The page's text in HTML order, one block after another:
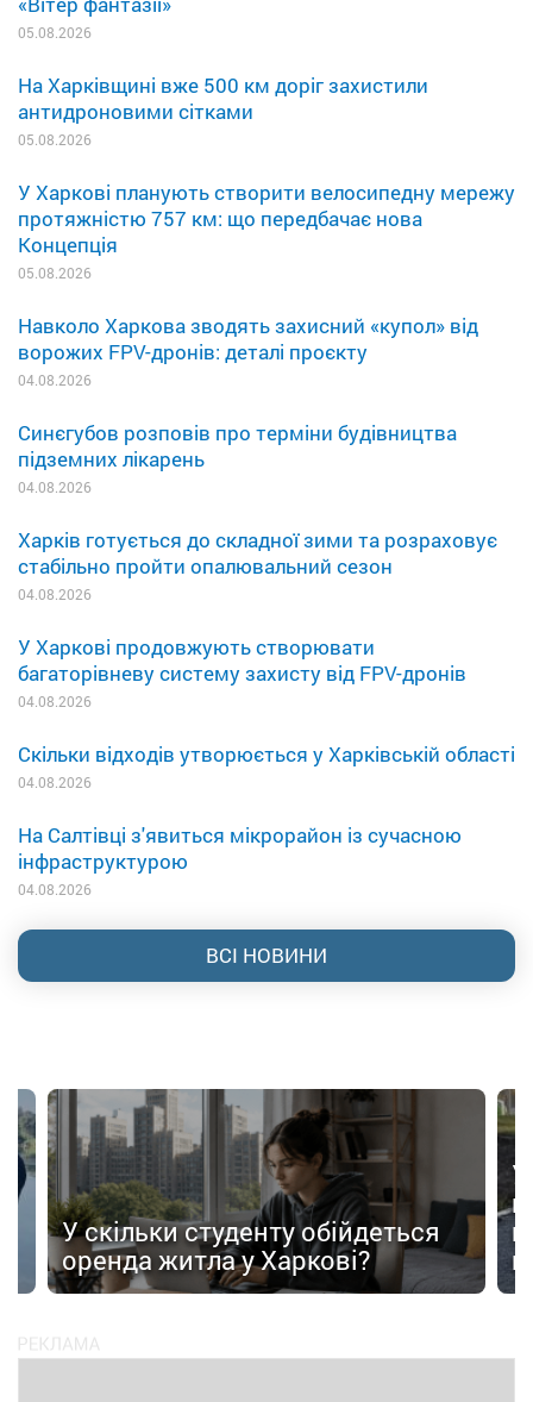
05.08.2026
На Харківщині вже 500 км доріг захистили
антидроновими сітками
05.08.2026
У Харкові планують створити велосипедну мережу
протяжністю 757 км: що передбачає нова
Концепція
05.08.2026
Навколо Харкова зводять захисний «купол» від
ворожих FPV-дронів: деталі проєкту
04.08.2026
Синєгубов розповів про терміни будівництва
підземних лікарень
04.08.2026
Харків готується до складної зими та розраховує
стабільно пройти опалювальний сезон
04.08.2026
У Харкові продовжують створювати
багаторівневу систему захисту від FPV-дронів
04.08.2026
Скільки відходів утворюється у Харківській області
04.08.2026
На Салтівці з'явиться мікрорайон із сучасною
інфраструктурою
04.08.2026
ВСІ НОВИНИ
У скільки студенту обійдеться
оренда житла у Харкові?